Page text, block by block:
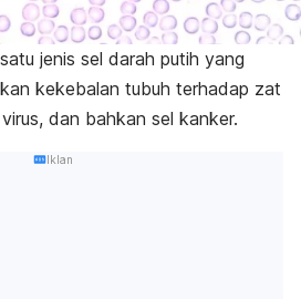
jenis sel darah putih yang
kekebalan tubuh terhadap zat
dan bahkan sel kanker.
Iklan